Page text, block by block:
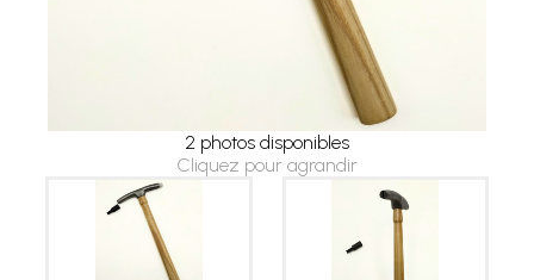
2 photos disponibles
Cliquez pour agrandir